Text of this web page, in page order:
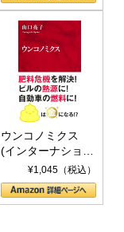
ウンコノミクス
(インターナショナ
ル新書)¥1,045（税込）